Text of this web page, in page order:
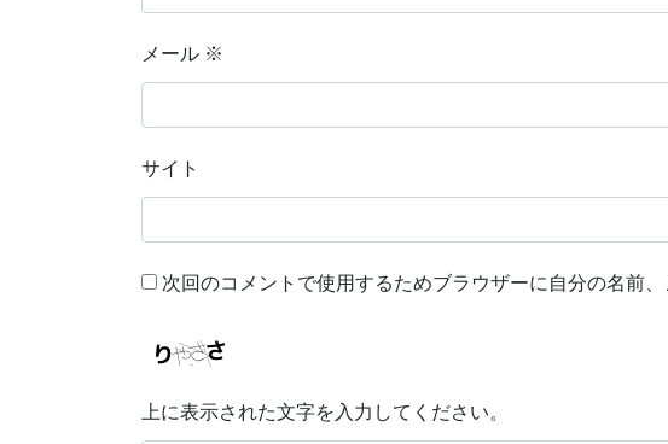
メール ※
サイト
次回のコメントで使用するためブラウザーに自分の名前
上に表示された文字を入力してください。